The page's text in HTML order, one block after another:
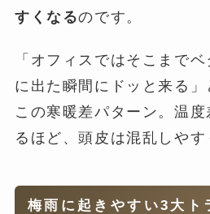
すくなるのです。
「オフィスではそこまで
に出た瞬間にドッと来る
この寒暖差パターン。温
るほど、頭皮は混乱しやす
梅雨に起きやすい3大ト